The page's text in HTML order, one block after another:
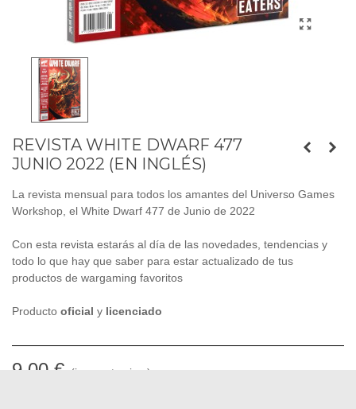
REVISTA WHITE DWARF 477
JUNIO 2022 (EN INGLÉS)
La revista mensual para todos los amantes del Universo Games
Workshop, el White Dwarf 477 de Junio de 2022
Con esta revista estarás al día de las novedades, tendencias y
todo lo que hay que saber para estar actualizado de tus
productos de wargaming favoritos
Producto oficial y licenciado
9,00 € (impuestos inc.)